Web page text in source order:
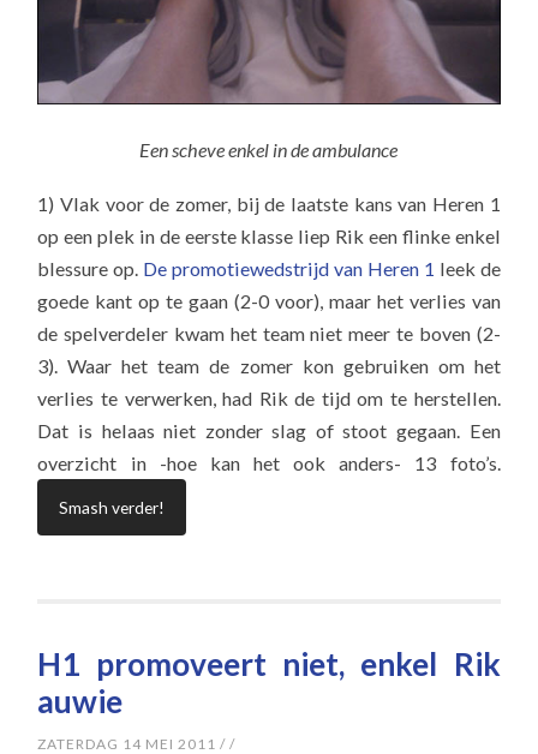
Een scheve enkel in de ambulance
1) Vlak voor de zomer, bij de laatste kans van Heren 1
op een plek in de eerste klasse liep Rik een flinke enkel
blessure op. De promotiewedstrijd van Heren 1 leek de
goede kant op te gaan (2-0 voor), maar het verlies van
de spelverdeler kwam het team niet meer te boven (2-
3). Waar het team de zomer kon gebruiken om het
verlies te verwerken, had Rik de tijd om te herstellen.
Dat is helaas niet zonder slag of stoot gegaan. Een
overzicht in -hoe kan het ook anders- 13 foto’s.
Smash verder!
H1 promoveert niet, enkel Rik
auwie
ZATERDAG 14 MEI 2011 //